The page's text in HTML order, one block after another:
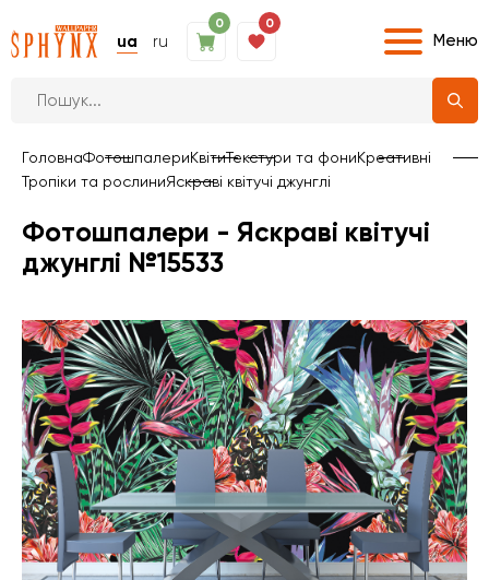
ua ru
0 0
Меню
ГоловнаФотошпалериКвітиТекстури та фониКреативні
Тропіки та рослиниЯскраві квітучі джунглі
Фотошпалери - Яскраві квітучі
джунглі №15533